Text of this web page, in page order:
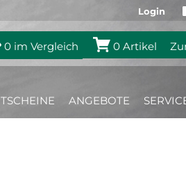
Login
0 im Vergleich 0 Artikel
ANGEBOTE